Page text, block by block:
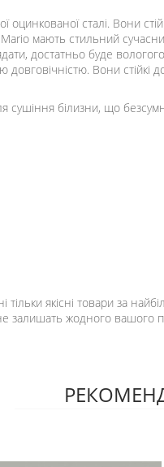
сталі. Вони
Mario мають стильний
достатньо буде
Вони
білизни, що
тільки якісні товари за
залишать жодного вашого